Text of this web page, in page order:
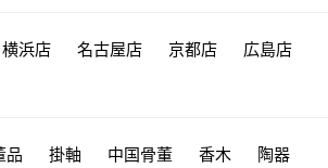
横浜店 名古屋店 京都店
広島店
品 掛軸 中国骨董 香木
陶器